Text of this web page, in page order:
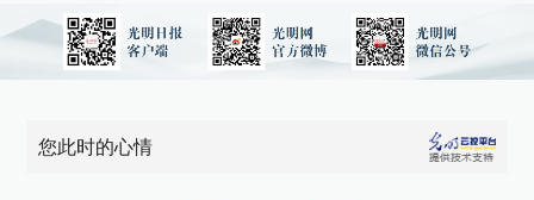
您此时的心情